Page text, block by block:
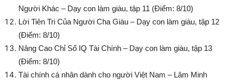
Người Khác – Dạy con làm giàu, tập 11 (Điểm: 8/10)
Lời Tiên Tri Của Người Cha Giàu – Dạy con làm giàu, tập 12
(Điểm: 8/10)
Nâng Cao Chỉ Số IQ Tài Chính – Dạy con làm giàu, tập 13
(Điểm: 8/10)
Tài chính cá nhân dành cho người Việt Nam – Lâm Minh